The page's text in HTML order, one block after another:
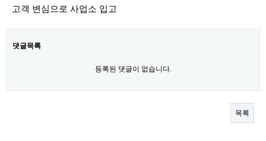
고객 변심으로 사업소 입고
댓글목록
등록된 댓글이 없습니다.
목록